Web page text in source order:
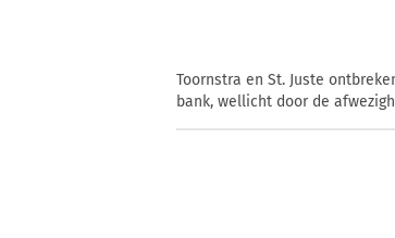
Toornstra en St. Juste
bank, wellicht door de